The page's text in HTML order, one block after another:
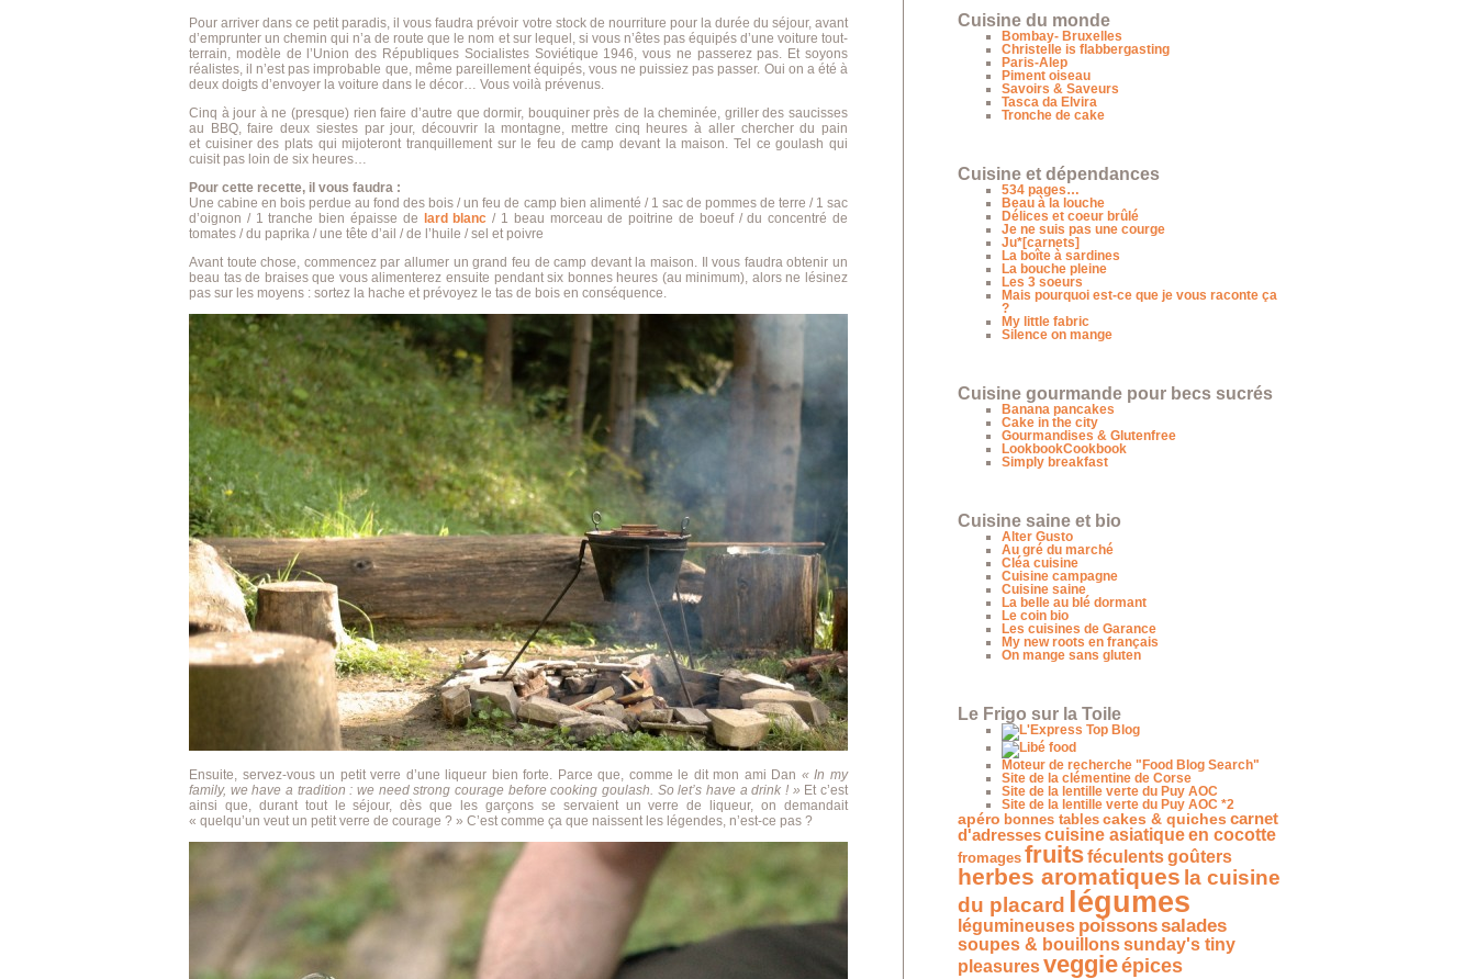
Pour arriver dans ce petit paradis, il vous faudra prévoir votre stock de nourriture pour la durée du séjour, avant
d’emprunter un chemin qui n’a de route que le nom et sur lequel, si vous n’êtes pas équipés d’une voiture tout-
terrain, modèle de l’Union des Républiques Socialistes Soviétique 1946, vous ne passerez pas. Et soyons
réalistes, il n’est pas improbable que, même pareillement équipés, vous ne puissiez pas passer. Oui on a été à
deux doigts d’envoyer la voiture dans le décor… Vous voilà prévenus.
Cinq à jour à ne (presque) rien faire d’autre que dormir, bouquiner près de la cheminée, griller des saucisses
au BBQ, faire deux siestes par jour, découvrir la montagne, mettre cinq heures à aller chercher du pain
et cuisiner des plats qui mijoteront tranquillement sur le feu de camp devant la maison. Tel ce goulash qui
cuisit pas loin de six heures…
Pour cette recette, il vous faudra :
Une cabine en bois perdue au fond des bois / un feu de camp bien alimenté / 1 sac de pommes de terre / 1 sac
d’oignon / 1 tranche bien épaisse de
lard blanc / 1 beau morceau de poitrine de boeuf / du concentré de
tomates / du paprika / une tête d’ail / de l’huile / sel et poivre
Avant toute chose, commencez par allumer un grand feu de camp devant la maison. Il vous faudra obtenir un
beau tas de braises que vous alimenterez ensuite pendant six bonnes heures (au minimum), alors ne lésinez
pas sur les moyens : sortez la hache et prévoyez le tas de bois en conséquence.
Ensuite, servez-vous un petit verre d’une liqueur bien forte. Parce que, comme le dit mon ami Dan « In my
family, we have a tradition : we need strong courage before cooking goulash. So let’s have a drink ! » Et c’est
ainsi que, durant tout le séjour, dès que les garçons se servaient un verre de liqueur, on demandait
« quelqu’un veut un petit verre de courage ? » C’est comme ça que naissent les légendes, n’est-ce pas ?
Cuisine du monde
Bombay- Bruxelles
Christelle is flabbergasting
Paris-Alep
Piment oiseau
Savoirs & Saveurs
Tasca da Elvira
Tronche de cake
Cuisine et dépendances
534 pages…
Beau à la louche
Délices et coeur brûlé
Je ne suis pas une courge
Ju*[carnets]
La boîte à sardines
La bouche pleine
Les 3 soeurs
Mais pourquoi est-ce que je vous raconte ça
?
My little fabric
Silence on mange
Cuisine gourmande pour becs sucrés
Banana pancakes
Cake in the city
Gourmandises & Glutenfree
LookbookCookbook
Simply breakfast
Cuisine saine et bio
Alter Gusto
Au gré du marché
Cléa cuisine
Cuisine campagne
Cuisine saine
La belle au blé dormant
Le coin bio
Les cuisines de Garance
My new roots en français
On mange sans gluten
Le Frigo sur la Toile
Moteur de recherche "Food Blog Search"
Site de la clémentine de Corse
Site de la lentille verte du Puy AOC
Site de la lentille verte du Puy AOC *2
apéro bonnes tables cakes & quiches carnet
d'adressescuisine asiatiqueen cocotte
fromages fruitsféculentsgoûters
herbes aromatiques la cuisine
du placard légumes
légumineuses poissonssalades
soupes & bouillonssunday's tiny
pleasuresveggieépices